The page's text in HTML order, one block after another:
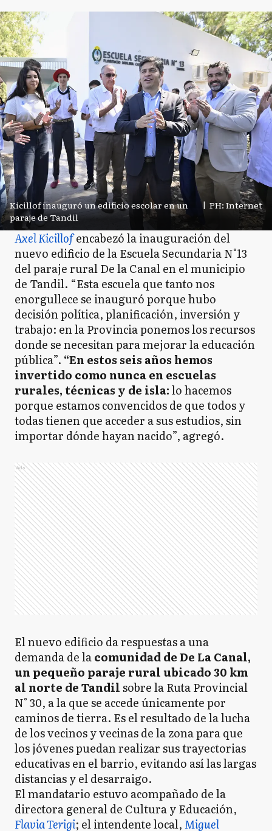
Kicillof inauguró un edificio escolar en un
paraje de Tandil
| PH: Internet
Axel Kicillofencabezó la inauguración del
nuevo edificio de la Escuela Secundaria N°13
del paraje rural De la Canal en el municipio
de Tandil. “Esta escuela que tanto nos
enorgullece se inauguró porque hubo
decisión política, planificación, inversión y
trabajo: en la Provincia ponemos los recursos
donde se necesitan para mejorar la educación
pública”. “En estos seis años hemos
invertido como nunca en escuelas
rurales, técnicas y de isla:lo hacemos
porque estamos convencidos de que todos y
todas tienen que acceder a sus estudios, sin
importar dónde hayan nacido”, agregó.
Ads
El nuevo edificio da respuestas a una
demanda de lacomunidad de De La Canal,
un pequeño paraje rural ubicado 30 km
al norte de Tandilsobre la Ruta Provincial
N° 30, a la que se accede únicamente por
caminos de tierra. Es el resultado de la lucha
de los vecinos y vecinas de la zona para que
los jóvenes puedan realizar sus trayectorias
educativas en el barrio, evitando así las largas
distancias y el desarraigo.
El mandatario estuvo acompañado de la
directora general de Cultura y Educación,
Flavia Terigi; el intendente local, Miguel